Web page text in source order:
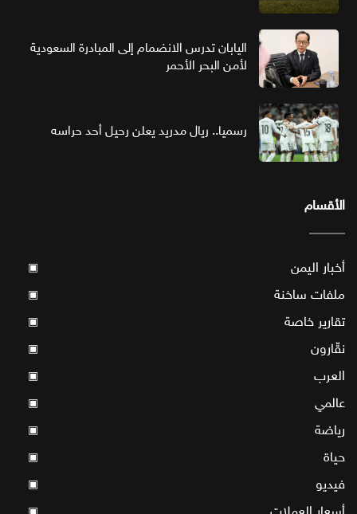
اليابان تدرس الانضمام إلى المبادرة السعودية
لأمن البحر الأحمر
رسميا.. ريال مدريد يعلن رحيل أحد حراسه
الأقسام
أخبار اليمن ▣
ملفات ساخنة ▣
تقارير خاصة ▣
نقّارون ▣
العرب ▣
عالمي ▣
رياضة ▣
حياة ▣
فيديو ▣
▣